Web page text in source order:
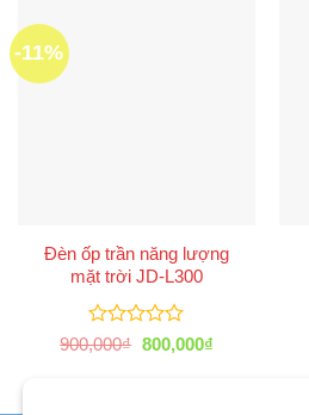
-11%
Đèn ốp trần năng lượng
mặt trời JD-L300
Được
xếp
900,000₫ Giá
800,000₫Giá